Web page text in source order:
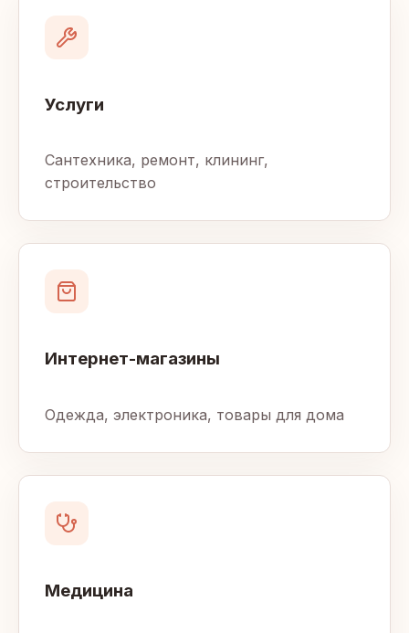
Услуги
Сантехника, ремонт, клининг,
строительство
Интернет-магазины
Одежда, электроника, товары для дома
Медицина